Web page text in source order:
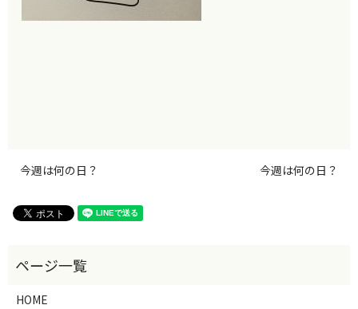
今週は何の日？ 今週は何の日？
HOME